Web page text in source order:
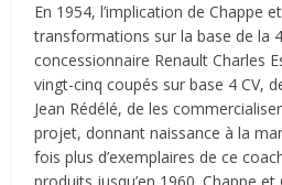
En 1954, l’implication de Chappe
transformations sur la base de la
concessionnaire Renault Charles
vingt-cinq coupés sur base 4 CV,
Jean Rédélé, de les
projet, donnant naissance à la
fois plus d’exemplaires de ce